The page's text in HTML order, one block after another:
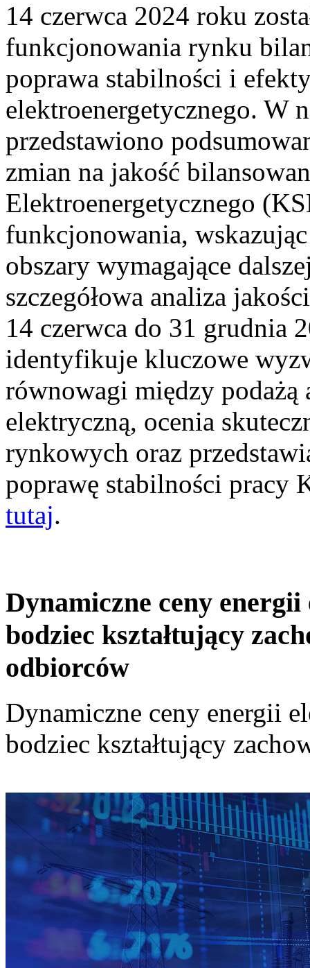
14 czerwca 2024 roku
funkcjonowania rynku
poprawa stabilności i
elektroenergetycznego. W
przedstawiono
zmian na jakość
Elektroenergetycznego
funkcjonowania,
obszary wymagające
szczegółowa analiza
14 czerwca do 31 grudnia
identyfikuje kluczowe
równowagi między podażą
elektryczną, ocenia
rynkowych oraz
poprawę stabilności pracy
tutaj.
Dynamiczne ceny
bodziec kształtujący
odbiorców
Dynamiczne ceny energii
bodziec kształtujący